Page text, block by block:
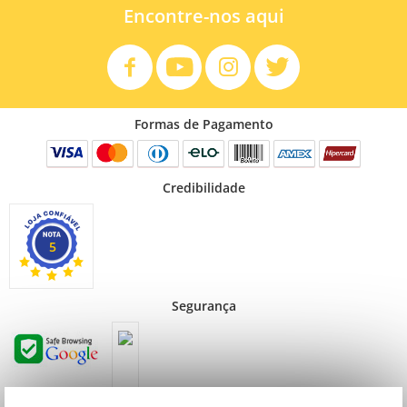
Encontre-nos aqui
Formas de Pagamento
Credibilidade
5
Segurança